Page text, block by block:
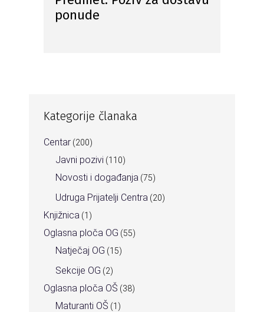
ponude
Kategorije članaka
Centar (200)
Javni pozivi (110)
Novosti i događanja (75)
Udruga Prijatelji Centra (20)
Knjižnica (1)
Oglasna ploča OG (55)
Natječaj OG (15)
Sekcije OG (2)
Oglasna ploča OŠ (38)
Maturanti OŠ (1)